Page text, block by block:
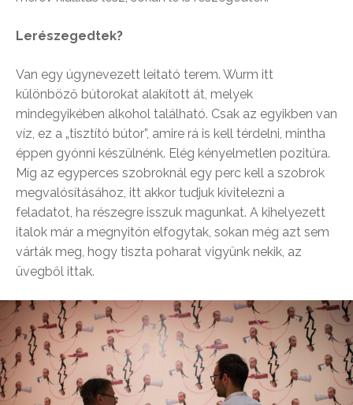
Lerészegedtek?
Van egy úgynevezett leitató terem. Wurm itt
különböző bútorokat alakított át, melyek
mindegyikében alkohol található. Csak az egyikben van
víz, ez a „tisztító bútor”, amire rá is kell térdelni, mintha
éppen gyónni készülnénk. Elég kényelmetlen pozitúra.
Míg az egyperces szobroknál egy perc kell a szobrok
megvalósításához, itt akkor tudjuk kivitelezni a
feladatot, ha részegre isszuk magunkat. A kihelyezett
italok már a megnyitón elfogytak, sokan még azt sem
várták meg, hogy tiszta poharat vigyünk nekik, az
üvegből ittak.